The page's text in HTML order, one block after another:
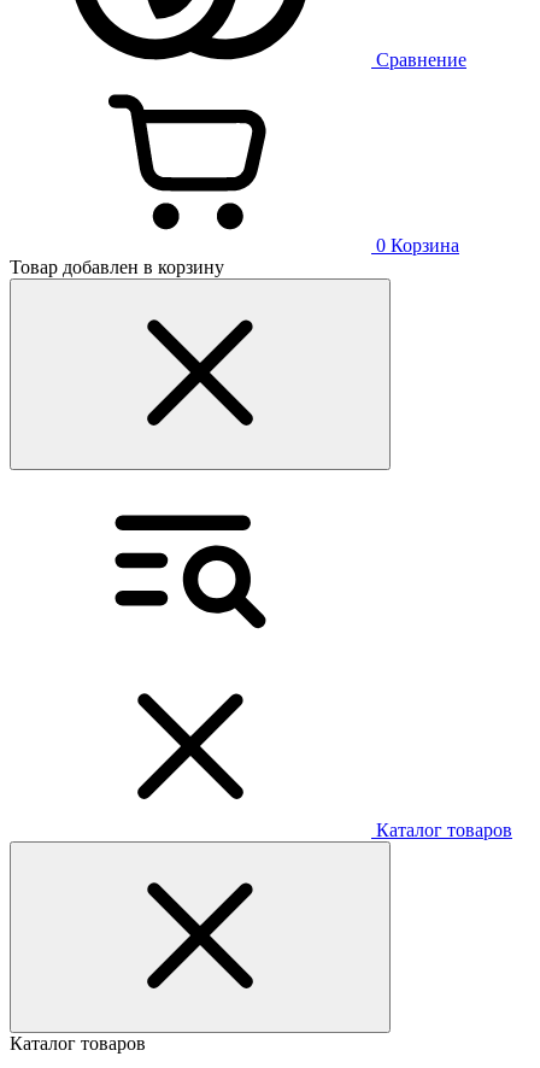
Сравнение
0 Корзина
Товар добавлен в корзину
Каталог товаров
Каталог товаров